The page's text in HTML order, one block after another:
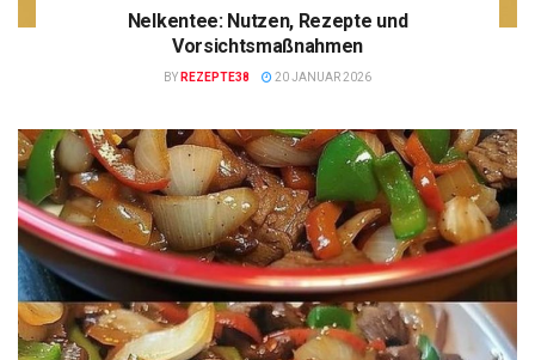
Nelkentee: Nutzen, Rezepte und
Vorsichtsmaßnahmen
BY REZEPTE38 20 JANUAR 2026